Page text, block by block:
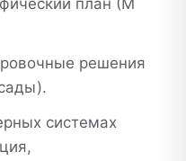
план (М
решения
системах